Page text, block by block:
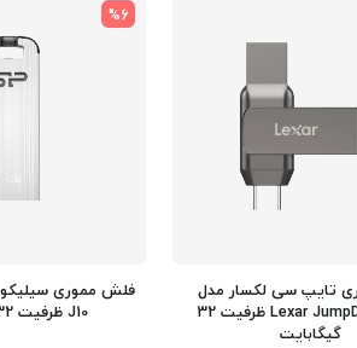
تایپ سی لکسار مدل
Lexar JumpDrive D400 ظرفیت 32
گیگابایت
%6
J10 ظرفیت 32 گیگابایت